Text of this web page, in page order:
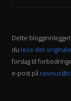
Dette
du lese det
forslag til
e-post på